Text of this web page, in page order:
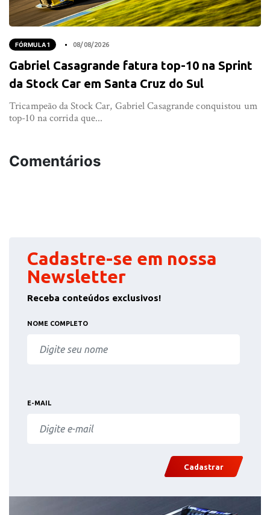
FÓRMULA 1 08/08/2026
Gabriel Casagrande fatura top-10 na Sprint
da Stock Car em Santa Cruz do Sul
Tricampeão da Stock Car, Gabriel Casagrande conquistou um
top-10 na corrida que...
Comentários
Cadastre-se em nossa
Newsletter
Receba conteúdos exclusivos!
NOME COMPLETO
E-MAIL
Cadastrar